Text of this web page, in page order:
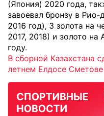
(Япония) 2020 года,
завоевал бронзу в
2016 год), 3 золота на
2017, 2018) и золото на
году.
В сборной Казахстана
летнем Елдосе Сметове